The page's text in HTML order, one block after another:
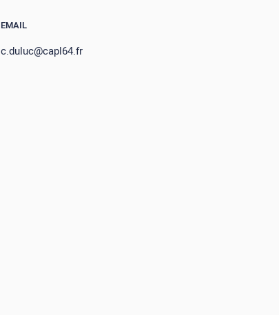
EMAIL
c.duluc@capl64.fr